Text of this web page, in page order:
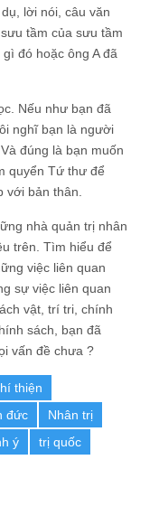
lời nói, câu văn
tầm của sưu tầm
đó hoặc ông A đã
. Nếu như bạn đã
nghĩ bạn là người
đúng là bạn muốn
quyển Tứ thư để
bản thân.
nhà quản trị nhân
trên. Tìm hiểu để
việc liên quan
sự việc liên quan
vật, trí tri, chính
sách, bạn đã
vấn đề chưa ?
thiện
đức
Nhân trị
ý
trị quốc